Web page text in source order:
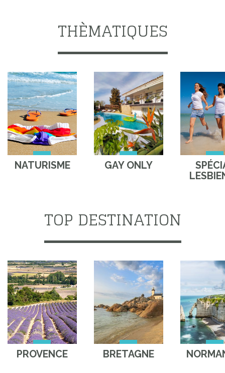
THÈMATIQUES
NATURISME GAY ONLY
TOP DESTINATION
PROVENCE BRETAGNE